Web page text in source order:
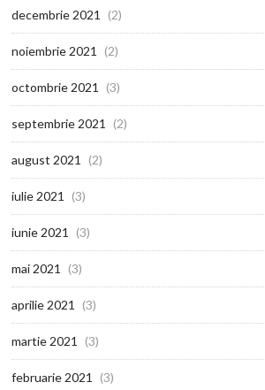
decembrie 2021 (2)
noiembrie 2021 (2)
octombrie 2021 (3)
septembrie 2021 (2)
august 2021 (2)
iulie 2021 (3)
iunie 2021 (3)
mai 2021 (3)
aprilie 2021 (3)
martie 2021 (3)
februarie 2021 (3)